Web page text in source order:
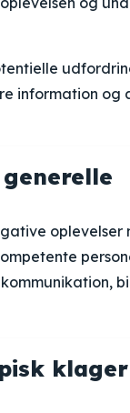
information og
oplevelser